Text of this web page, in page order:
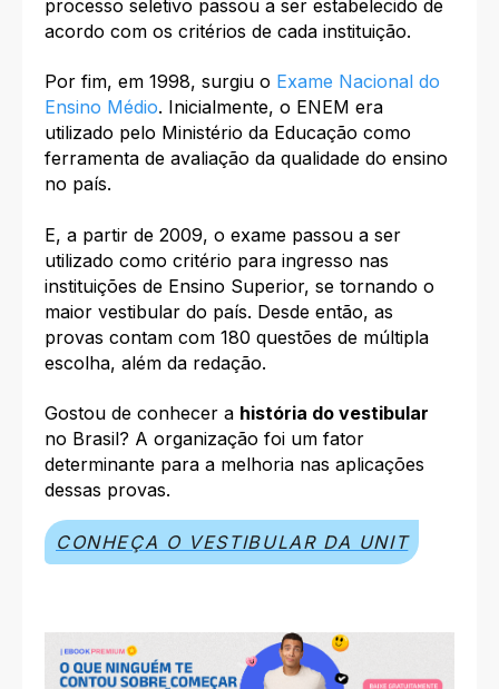
processo seletivo passou a ser estabelecido de
acordo com os critérios de cada instituição.
Por fim, em 1998, surgiu o Exame Nacional do
Ensino Médio. Inicialmente, o ENEM era
utilizado pelo Ministério da Educação como
ferramenta de avaliação da qualidade do ensino
no país.
E, a partir de 2009, o exame passou a ser
utilizado como critério para ingresso nas
instituições de Ensino Superior, se tornando o
maior vestibular do país. Desde então, as
provas contam com 180 questões de múltipla
escolha, além da redação.
Gostou de conhecer a história do vestibular
no Brasil? A organização foi um fator
determinante para a melhoria nas aplicações
dessas provas.
CONHEÇA O VESTIBULAR DA UNIT